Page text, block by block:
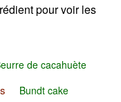
pour voir les
de cacahuète
Bundt cake